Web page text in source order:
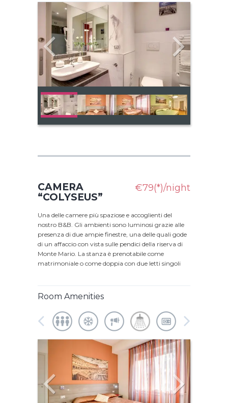
CAMERA
“COLYSEUS”
€79(*)/night
Una delle camere più spaziose e accoglienti del
nostro B&B. Gli ambienti sono luminosi grazie alle
presenza di due ampie finestre, una delle quali gode
di un affaccio con vista sulle pendici della riserva di
Monte Mario. La stanza è prenotabile come
matrimoniale o come doppia con due letti singoli
Room Amenities